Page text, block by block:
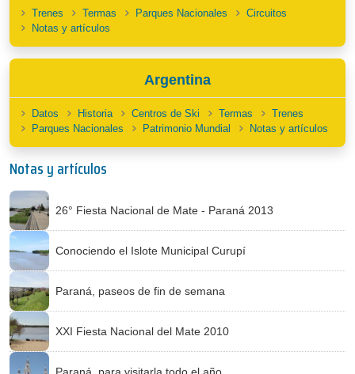
Trenes Termas Parques Nacionales
Circuitos
Notas y artículos
Argentina
Datos Historia Centros de Ski Termas
Trenes
Parques Nacionales
Patrimonio Mundial Notas y artículos
Notas y artículos
26° Fiesta Nacional de Mate - Paraná 2013
Conociendo el Islote Municipal Curupí
Paraná, paseos de fin de semana
XXI Fiesta Nacional del Mate 2010
Paraná, para visitarla todo el año